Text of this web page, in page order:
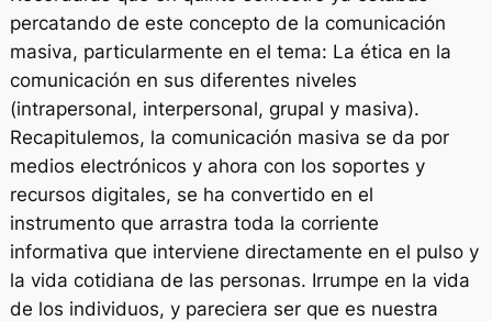
percatando de este concepto de la comunicación
masiva, particularmente en el tema: La ética en la
comunicación en sus diferentes niveles
(intrapersonal, interpersonal, grupal y masiva).
Recapitulemos, la comunicación masiva se da por
medios electrónicos y ahora con los soportes y
recursos digitales, se ha convertido en el
instrumento que arrastra toda la corriente
informativa que interviene directamente en el pulso y
la vida cotidiana de las personas. Irrumpe en la vida
de los individuos, y pareciera ser que es nuestra